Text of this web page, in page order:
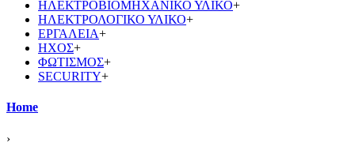
ΗΛΕΚΤΡΟΒΙΟΜΗΧΑΝΙΚΟ ΥΛΙΚΟ+
ΗΛΕΚΤΡΟΛΟΓΙΚΟ ΥΛΙΚΟ+
ΕΡΓΑΛΕΙΑ+
ΗΧΟΣ+
ΦΩΤΙΣΜΟΣ+
SECURITY+
Home
›